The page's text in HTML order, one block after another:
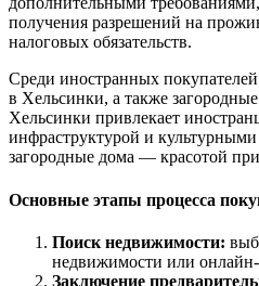
получения разрешений на
налоговых обязательств.
Среди иностранных
в Хельсинки, а также
Хельсинки привлекает
инфраструктурой и
загородные дома — красотой
Основные этапы процесса
Поиск недвижимости:
недвижимости или
Заключение